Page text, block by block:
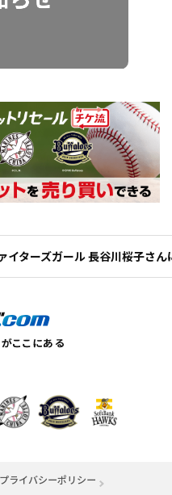
イターズガール 長谷川桜子さ
プライバシーポリシー